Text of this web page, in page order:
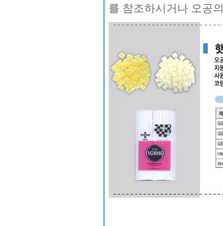
를 참조하시거나 오공